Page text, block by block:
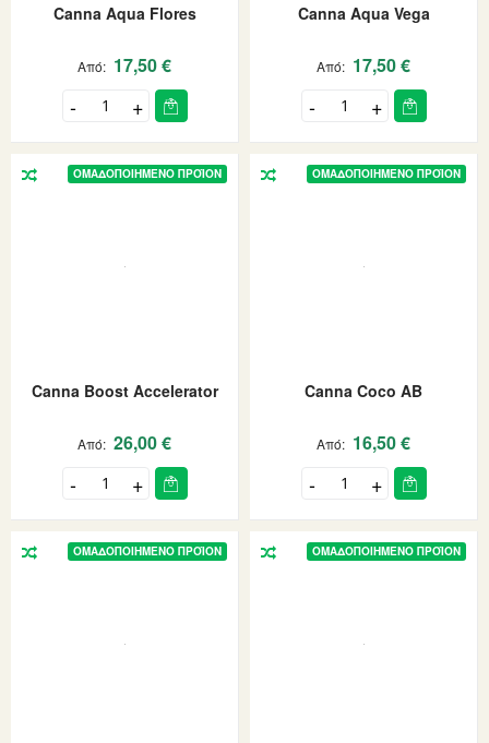
Canna Aqua Flores
Από 17,50 €
Canna Aqua Vega
Από 17,50 €
ΟΜΑΔΟΠΟΙΗΜΈΝΟ ΠΡΟΪΌΝ
Canna Boost Accelerator
Από 26,00 €
ΟΜΑΔΟΠΟΙΗΜΈΝΟ ΠΡΟΪΌΝ
Canna Coco AB
Από 16,50 €
ΟΜΑΔΟΠΟΙΗΜΈΝΟ ΠΡΟΪΌΝ ΟΜΑΔΟΠΟΙΗΜΈΝΟ ΠΡΟΪΌΝ